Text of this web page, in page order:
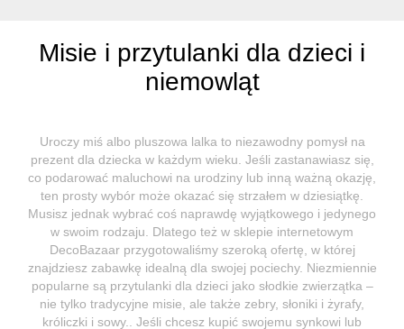
Misie i przytulanki dla dzieci i
niemowląt
Uroczy miś albo pluszowa lalka to niezawodny pomysł na
prezent dla dziecka w każdym wieku. Jeśli zastanawiasz się,
co podarować maluchowi na urodziny lub inną ważną okazję,
ten prosty wybór może okazać się strzałem w dziesiątkę.
Musisz jednak wybrać coś naprawdę wyjątkowego i jedynego
w swoim rodzaju. Dlatego też w sklepie internetowym
DecoBazaar przygotowaliśmy szeroką ofertę, w której
znajdziesz zabawkę idealną dla swojej pociechy. Niezmiennie
popularne są przytulanki dla dzieci jako słodkie zwierzątka –
nie tylko tradycyjne misie, ale także zebry, słoniki i żyrafy,
króliczki i sowy.. Jeśli chcesz kupić swojemu synkowi lub